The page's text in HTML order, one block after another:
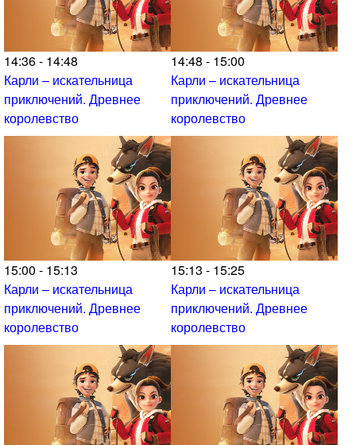
14:36 - 14:48
Карли – искательница
приключений. Древнее
королевство
14:48 - 15:00
Карли – искательница
приключений. Древнее
королевство
15:00 - 15:13
Карли – искательница
приключений. Древнее
королевство
15:13 - 15:25
Карли – искательница
приключений. Древнее
королевство